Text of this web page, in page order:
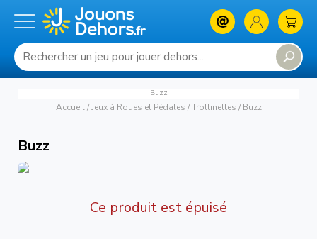
Buzz
Accueil/ Jeux à Roues et Pédales / Trottinettes / Buzz
Buzz
Ce produit est épuisé